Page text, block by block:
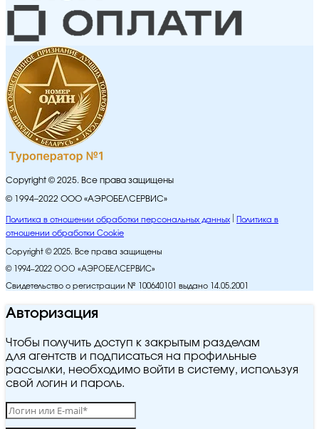
Copyright © 2025. Все права защищены
© 1994–2022 ООО «АЭРОБЕЛСЕРВИС»
Политика в отношении обработки персональных данных
Политика в
отношении обработки Cookie
Copyright © 2025. Все права защищены
© 1994–2022 ООО «АЭРОБЕЛСЕРВИС»
Свидетельство о регистрации № 100640101 выдано 14.05.2001
Авторизация
Чтобы получить доступ к закрытым разделам
для агентств и подписаться на профильные
рассылки, необходимо войти в систему, используя
свой логин и пароль.